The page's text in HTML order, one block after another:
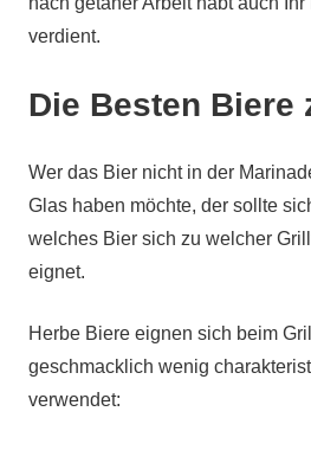
verdient.
Die Besten Biere
Wer das Bier nicht in der
Glas haben möchte, der sollte
welches Bier sich zu welcher
eignet.
Herbe Biere eignen sich beim
geschmacklich wenig
verwendet: